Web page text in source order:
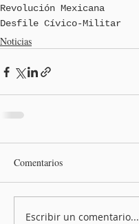
Revolución Mexicana
Desfile Cívico-Militar
Noticias
Comentarios
Escribir un comentario...